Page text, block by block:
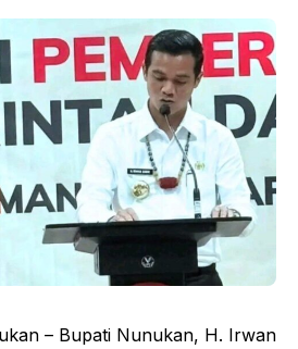
– Bupati Nunukan, H. Irwan